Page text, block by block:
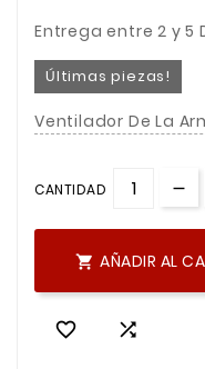
Entrega entre 2 y 5
Últimas piezas!
Ventilador De La
CANTIDAD
 AÑADIR AL
 